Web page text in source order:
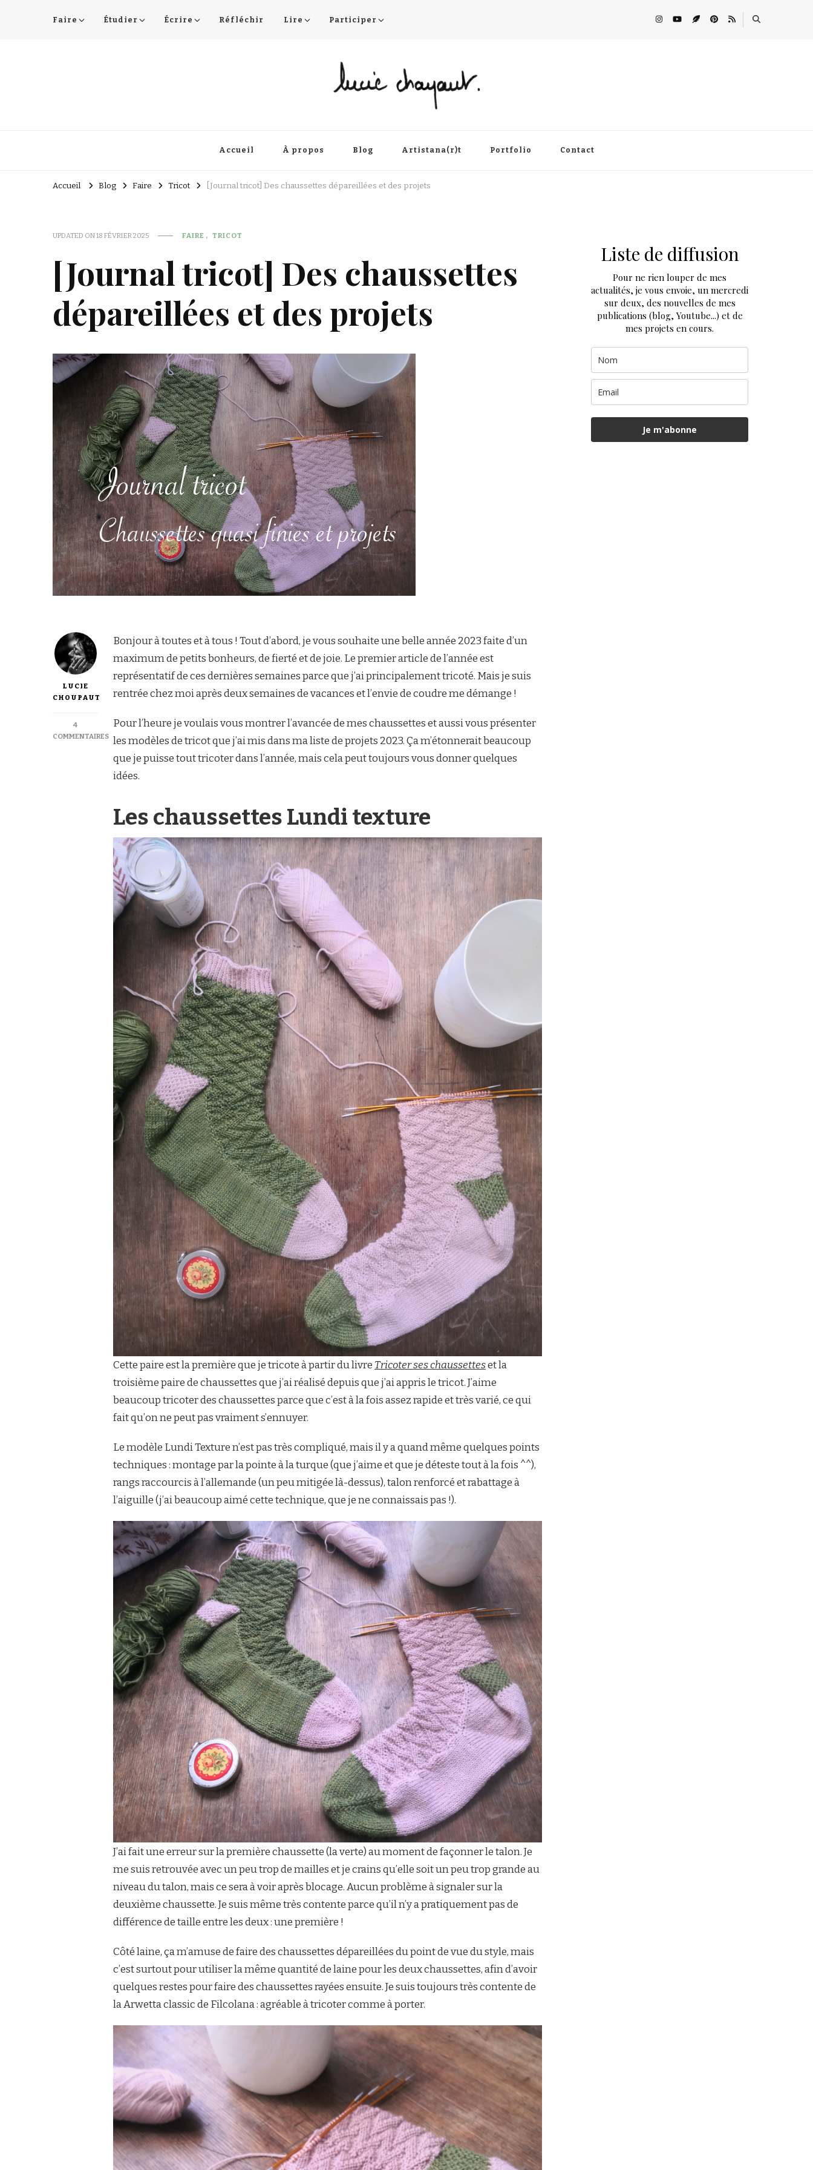
Faire Étudier Écrire Réfléchir Lire Participer
Accueil À propos Blog Artistana(r)t Portfolio Contact
Accueil Blog Faire Tricot [Journal tricot] Des chaussettes dépareillées et des projets
UPDATED ON18 FÉVRIER 2025 FAIRE TRICOT
[Journal tricot] Des chaussettes
dépareillées et des projets
LUCIE
CHOUPAUT
4
COMMENTAIRES
Bonjour à toutes et à tous ! Tout d’abord, je vous souhaite une belle année 2023 faite d’un
maximum de petits bonheurs, de fierté et de joie. Le premier article de l’année est
représentatif de ces dernières semaines parce que j’ai principalement tricoté. Mais je suis
rentrée chez moi après deux semaines de vacances et l’envie de coudre me démange !
Pour l’heure je voulais vous montrer l’avancée de mes chaussettes et aussi vous présenter
les modèles de tricot que j’ai mis dans ma liste de projets 2023. Ça m’étonnerait beaucoup
que je puisse tout tricoter dans l’année, mais cela peut toujours vous donner quelques
idées.
Les chaussettes Lundi texture
Cette paire est la première que je tricote à partir du livre Tricoter ses chaussetteset la
troisième paire de chaussettes que j’ai réalisé depuis que j’ai appris le tricot. J’aime
beaucoup tricoter des chaussettes parce que c’est à la fois assez rapide et très varié, ce qui
fait qu’on ne peut pas vraiment s’ennuyer.
Le modèle Lundi Texture n’est pas très compliqué, mais il y a quand même quelques points
techniques : montage par la pointe à la turque (que j’aime et que je déteste tout à la fois ^^),
rangs raccourcis à l’allemande (un peu mitigée là-dessus), talon renforcé et rabattage à
l’aiguille (j’ai beaucoup aimé cette technique, que je ne connaissais pas !).
J’ai fait une erreur sur la première chaussette (la verte) au moment de façonner le talon. Je
me suis retrouvée avec un peu trop de mailles et je crains qu’elle soit un peu trop grande au
niveau du talon, mais ce sera à voir après blocage. Aucun problème à signaler sur la
deuxième chaussette. Je suis même très contente parce qu’il n’y a pratiquement pas de
différence de taille entre les deux : une première !
Côté laine, ça m’amuse de faire des chaussettes dépareillées du point de vue du style, mais
c’est surtout pour utiliser la même quantité de laine pour les deux chaussettes, afin d’avoir
quelques restes pour faire des chaussettes rayées ensuite. Je suis toujours très contente de
la Arwetta classic de Filcolana : agréable à tricoter comme à porter.
Liste de diffusion
Pour ne rien louper de mes
actualités, je vous envoie, un mercredi
sur deux, des nouvelles de mes
publications (blog, Youtube...) et de
mes projets en cours.
Je m'abonne